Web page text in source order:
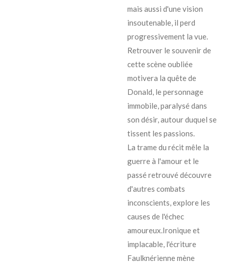
mais aussi d'une vision
insoutenable, il perd
progressivement la vue.
Retrouver le souvenir de
cette scène oubliée
motivera la quête de
Donald, le personnage
immobile, paralysé dans
son désir, autour duquel se
tissent les passions.
La trame du récit mêle la
guerre à l'amour et le
passé retrouvé découvre
d'autres combats
inconscients, explore les
causes de l'échec
amoureux.Ironique et
implacable, l'écriture
Faulknérienne mène